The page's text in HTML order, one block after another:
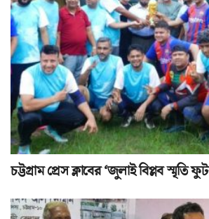
চট্টগ্রাম প্রেস ক্লাবের ‘জুলাই বিপ্লব স্মৃতি